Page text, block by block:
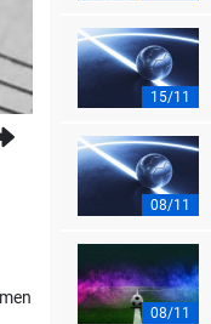
15/11
08/11
08/11